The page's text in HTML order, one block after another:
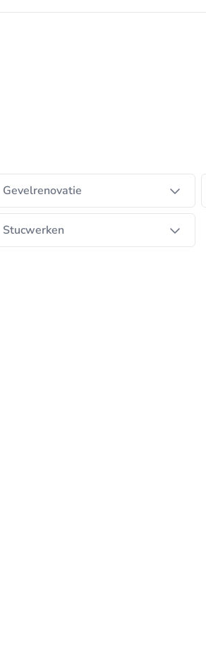
Gevelrenovatie
Stucwerken